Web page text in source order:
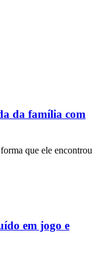
da família com
que ele encontrou
em jogo e